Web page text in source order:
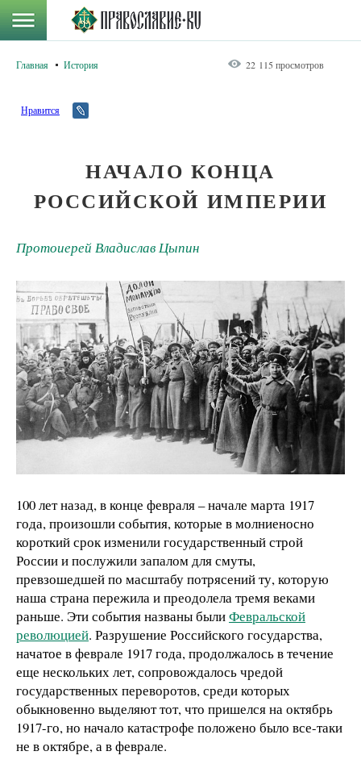
Главная История 22 115 просмотров
Нравится
НАЧАЛО КОНЦА
РОССИЙСКОЙ ИМПЕРИИ
Протоиерей Владислав Цыпин
100 лет назад, в конце февраля – начале марта 1917
года, произошли события, которые в молниеносно
короткий срок изменили государственный строй
России и послужили запалом для смуты,
превзошедшей по масштабу потрясений ту, которую
наша страна пережила и преодолела тремя веками
раньше. Эти события названы былиФевральской
революцией. Разрушение Российского государства,
начатое в феврале 1917 года, продолжалось в течение
еще нескольких лет, сопровождалось чредой
государственных переворотов, среди которых
обыкновенно выделяют тот, что пришелся на октябрь
1917-го, но начало катастрофе положено было все-таки
не в октябре, а в феврале.